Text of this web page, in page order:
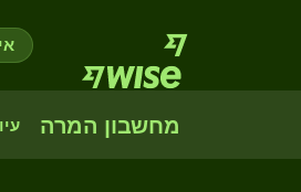
מחשבון המרה